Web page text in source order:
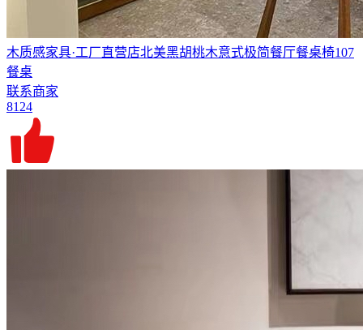
木质感家具·工厂直营店北美黑胡桃木意式极简餐厅餐桌椅107
餐桌
联系商家
8124